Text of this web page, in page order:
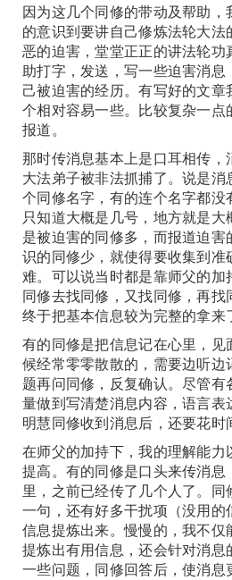
因为这几个同修的带动及帮助
的意识到要讲自己修炼法轮大
恶的迫害，堂堂正正的讲法轮
助打字，发送，写一些迫害消息
己被迫害的经历。有写好的文
个相对容易一些。比较复杂一
报道。
那时传消息基本上是口耳相传
大法弟子被非法抓捕了。说是
个同修名字，有的连个名字都没
只知道大概是几号，地方就是
是被迫害的同修多，而报道迫害
识的同修少，就使得要收集到
难。可以说当时都是靠师父的加
同修去找同修，又找同修，再
终于把基本信息较为完整的拿来
有的同修是把信息记在心里，
候经常零零散散的，需要边听
题再问同修，反复确认。尽管
量做到写清楚消息内容，语言
明慧同修收到消息后，还要花时
在师父的加持下，我的理解能
提高。有的同修是口头来传消
里，之前已经传了几个人了。
一句，还有好多干扰项（没用
信息提炼出来。慢慢的，我不
提炼出有用信息，还会针对消息
一些问题，同修回答后，使消息